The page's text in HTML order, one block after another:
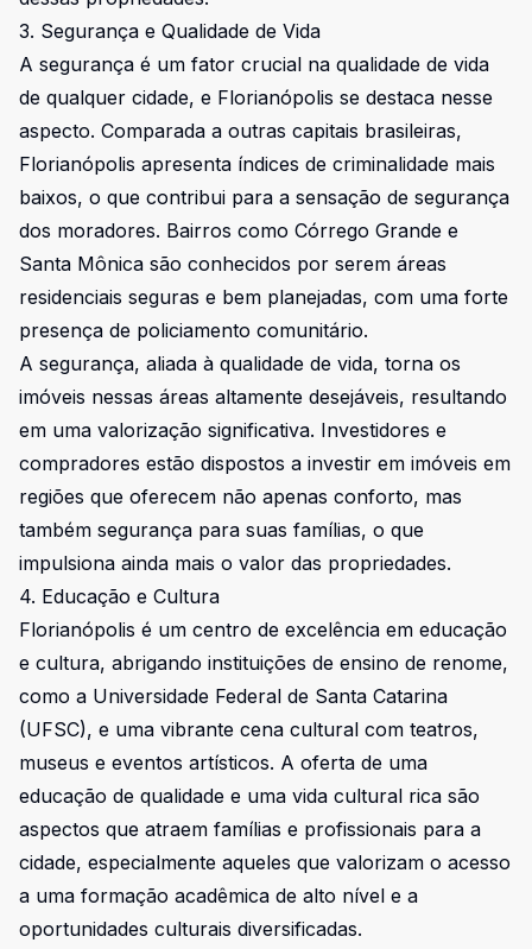
3. Segurança e Qualidade de Vida
A segurança é um fator crucial na qualidade de vida
de qualquer cidade, e Florianópolis se destaca nesse
aspecto. Comparada a outras capitais brasileiras,
Florianópolis apresenta índices de criminalidade mais
baixos, o que contribui para a sensação de segurança
dos moradores. Bairros como Córrego Grande e
Santa Mônica são conhecidos por serem áreas
residenciais seguras e bem planejadas, com uma forte
presença de policiamento comunitário.
A segurança, aliada à qualidade de vida, torna os
imóveis nessas áreas altamente desejáveis, resultando
em uma valorização significativa. Investidores e
compradores estão dispostos a investir em imóveis em
regiões que oferecem não apenas conforto, mas
também segurança para suas famílias, o que
impulsiona ainda mais o valor das propriedades.
4. Educação e Cultura
Florianópolis é um centro de excelência em educação
e cultura, abrigando instituições de ensino de renome,
como a Universidade Federal de Santa Catarina
(UFSC), e uma vibrante cena cultural com teatros,
museus e eventos artísticos. A oferta de uma
educação de qualidade e uma vida cultural rica são
aspectos que atraem famílias e profissionais para a
cidade, especialmente aqueles que valorizam o acesso
a uma formação acadêmica de alto nível e a
oportunidades culturais diversificadas.